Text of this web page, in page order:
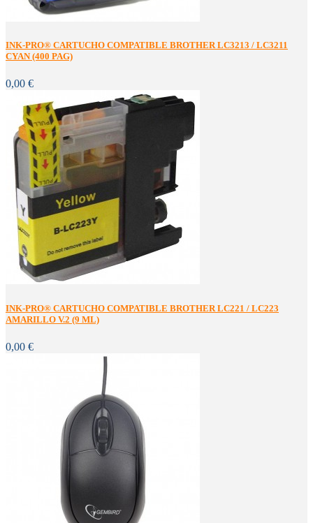
INK-PRO® CARTUCHO COMPATIBLE BROTHER LC3213 / LC3211
CYAN (400 PAG)
0,00 €
INK-PRO® CARTUCHO COMPATIBLE BROTHER LC221 / LC223
AMARILLO V.2 (9 ML)
0,00 €